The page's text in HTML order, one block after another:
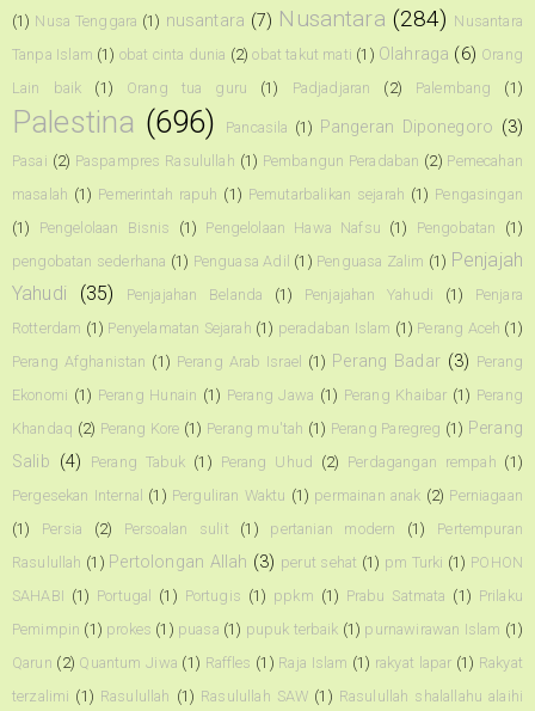
(1) Nusa Tenggara (1) nusantara (7) Nusantara (284) Nusantara
Tanpa Islam (1) obat cinta dunia (2) obat takut mati (1) Olahraga (6) Orang
Lain baik
(1) Orang tua guru (1) Padjadjaran (2) Palembang (1)
Palestina (696) Pancasila (1) Pangeran Diponegoro (3)
Pasai (2) Paspampres Rasulullah (1) Pembangun Peradaban (2) Pemecahan
masalah (1) Pemerintah rapuh (1) Pemutarbalikan sejarah (1) Pengasingan
(1)
Pengelolaan Bisnis (1) Pengelolaan Hawa Nafsu (1) Pengobatan
(1)
pengobatan sederhana (1) Penguasa Adil (1) Penguasa Zalim (1) Penjajah
Yahudi
(35) Penjajahan Belanda (1) Penjajahan Yahudi (1)
Penjara
Rotterdam (1) Penyelamatan Sejarah (1) peradaban Islam (1) Perang Aceh (1)
Perang Afghanistan (1) Perang Arab Israel (1) Perang Badar (3) Perang
Ekonomi (1) Perang Hunain (1) Perang Jawa (1) Perang Khaibar (1) Perang
Khandaq (2) Perang Kore (1) Perang mu'tah (1) Perang Paregreg (1) Perang
Salib (4) Perang Tabuk (1) Perang Uhud (2) Perdagangan rempah (1)
Pergesekan Internal (1) Perguliran Waktu (1) permainan anak (2) Perniagaan
(1)
Persia (2) Persoalan sulit (1) pertanian modern (1)
Pertempuran
Rasulullah (1) Pertolongan Allah (3) perut sehat (1) pm Turki (1) POHON
SAHABI (1) Portugal (1) Portugis (1) ppkm (1) Prabu Satmata (1) Prilaku
Pemimpin (1) prokes (1) puasa (1) pupuk terbaik (1) purnawirawan Islam (1)
Qarun (2) Quantum Jiwa (1) Raffles (1) Raja Islam (1) rakyat lapar (1) Rakyat
terzalimi (1) Rasulullah (1) Rasulullah SAW (1) Rasulullah shalallahu alaihi